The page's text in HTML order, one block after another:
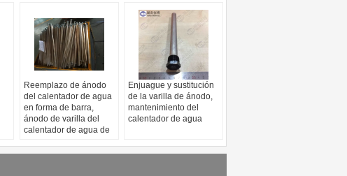
Reemplazo de ánodo
del calentador de agua
en forma de barra,
ánodo de varilla del
calentador de agua de
Enjuague y sustitución
de la varilla de ánodo,
mantenimiento del
calentador de agua